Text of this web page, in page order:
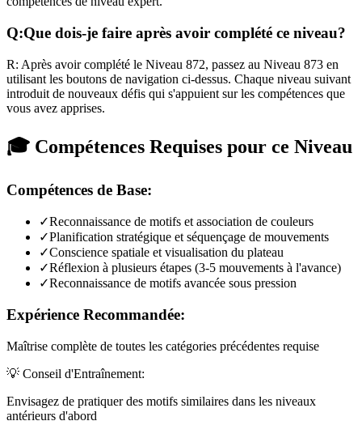
Q:Que dois-je faire après avoir complété ce niveau?
R: Après avoir complété le Niveau 872, passez au Niveau 873 en
utilisant les boutons de navigation ci-dessus. Chaque niveau suivant
introduit de nouveaux défis qui s'appuient sur les compétences que
vous avez apprises.
🎓 Compétences Requises pour ce Niveau
Compétences de Base:
✓Reconnaissance de motifs et association de couleurs
✓Planification stratégique et séquençage de mouvements
✓Conscience spatiale et visualisation du plateau
✓Réflexion à plusieurs étapes (3-5 mouvements à l'avance)
✓Reconnaissance de motifs avancée sous pression
Expérience Recommandée:
Maîtrise complète de toutes les catégories précédentes requise
💡 Conseil d'Entraînement:
Envisagez de pratiquer des motifs similaires dans les niveaux
antérieurs d'abord